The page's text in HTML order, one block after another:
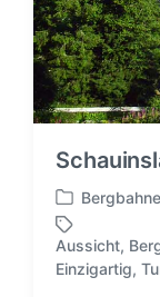
V
e
r
ö
S
Aussicht,
Einzigartig,